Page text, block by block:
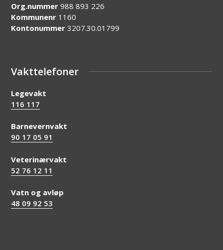
Org.nummer988 893 226
Kommunenr 1160
Kontonummer3207.30.01799
Vakttelefoner
Legevakt
116 117
Barnevernvakt
90 17 05 91
Veterinærvakt
52 76 12 11
Vatn og avløp
48 09 92 53